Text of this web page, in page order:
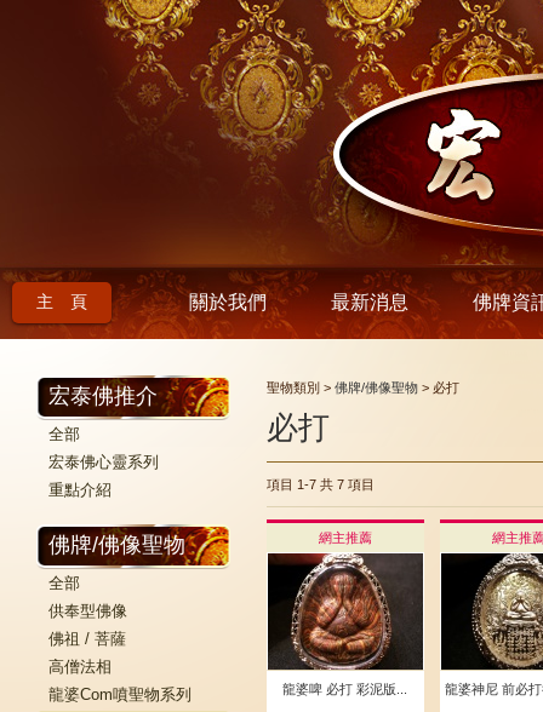
主 頁 關於我們 最新消息 佛牌資
宏泰佛推介
全部
宏泰佛心靈系列
重點介紹
佛牌/佛像聖物
全部
供奉型佛像
佛祖 / 菩薩
高僧法相
龍婆Com噴聖物系列
聖物類別 > 佛牌/佛像聖物 > 必打
必打
項目 1-7 共 7 項目
網主推薦
龍婆啤 必打 彩泥版...
網主推
龍婆神尼 前必